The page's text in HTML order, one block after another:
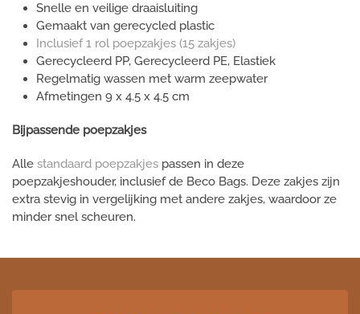
Snelle en veilige draaisluiting
Gemaakt van gerecycled plastic
Inclusief 1 rol poepzakjes (15 zakjes)
Gerecycleerd PP, Gerecycleerd PE, Elastiek
Regelmatig wassen met warm zeepwater
Afmetingen 9 x 4.5 x 4.5 cm
Bijpassende poepzakjes
Alle standaard poepzakjes passen in deze
poepzakjeshouder, inclusief de Beco Bags. Deze zakjes zijn
extra stevig in vergelijking met andere zakjes, waardoor ze
minder snel scheuren.